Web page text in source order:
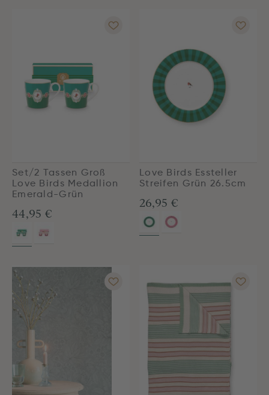
Set/2 Tassen Groß
Love Birds Medallion
Emerald-Grün
44,95 €
Love Birds Essteller
Streifen Grün 26.5cm
26,95 €